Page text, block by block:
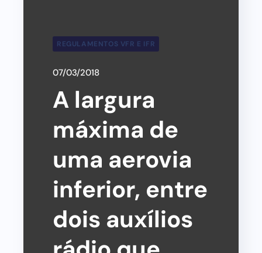
REGULAMENTOS VFR E IFR
07/03/2018
A largura
máxima de
uma aerovia
inferior, entre
dois auxílios